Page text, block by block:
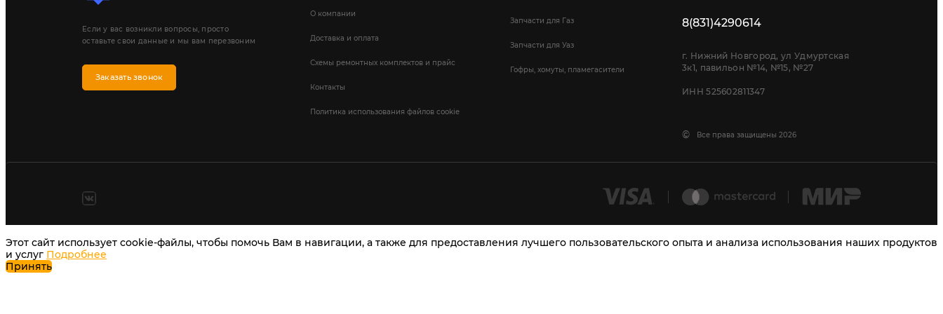
Если у вас возникли вопросы, просто
оставьте свои данные и мы вам перезвоним
Заказать звонок
О компании
Доставка и оплата
Схемы ремонтных комплектов и прайс
Контакты
Политика использования файлов cookie
Запчасти для Газ
Запчасти для Уаз
Гофры, хомуты, пламегасители
8(831)4290614
г. Нижний Новгород, ул Удмуртская
3к1, павильон №14, №15, №27
ИНН 525602811347
© Все права защищены 2026
Этот сайт использует cookie-файлы, чтобы помочь Вам в навигации, а также для предоставления лучшего пользовательского опыта и анализа использования наших продуктов
и услуг Подробнее
Принять